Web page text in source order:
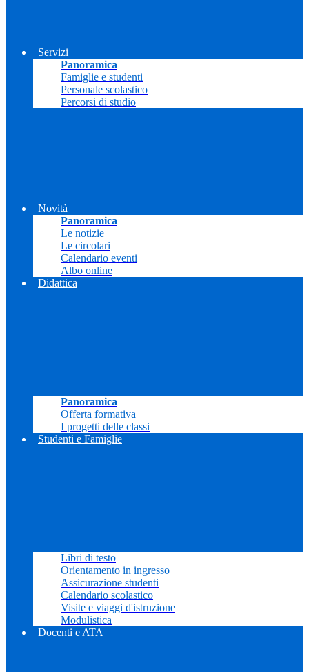
Servizi
Panoramica
Famiglie e studenti
Personale scolastico
Percorsi di studio
Novità
Panoramica
Le notizie
Le circolari
Calendario eventi
Albo online
Didattica
Panoramica
Offerta formativa
I progetti delle classi
Studenti e Famiglie
Libri di testo
Orientamento in ingresso
Assicurazione studenti
Calendario scolastico
Visite e viaggi d'istruzione
Modulistica
Docenti e ATA